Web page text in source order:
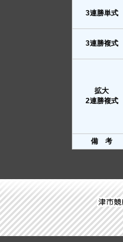
3連勝単式
3連勝複式
拡大
2連勝複式
備 考